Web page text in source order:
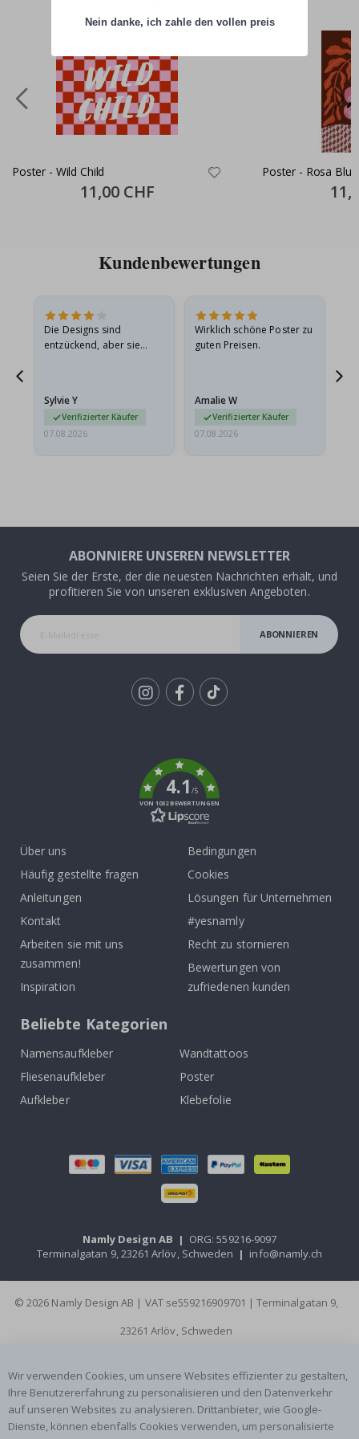
Poster - Wild Child
Special
Price
11,00 CHF
Poster - Rosa
Price
Kundenbewertungen
Die Designs sind
entzückend, aber sie
sie…
Sylvie Y
Verifizierter Käufer
07.08.2026
Wirklich schöne Poster zu
guten Preisen.
Amalie W
Verifizierter Käufer
07.08.2026
ABONNIERE UNSEREN NEWSLETTER
Seien Sie der Erste, der die neuesten Nachrichten erhält, und
profitieren Sie von unseren exklusiven Angeboten.
ABONNIEREN
4.1/5
VON 1032 BEWERTUNGEN
Über uns
Häufig gestellte fragen
Anleitungen
Kontakt
Arbeiten sie mit uns
zusammen!
Inspiration
Bedingungen
Cookies
Lösungen für Unternehmen
#yesnamly
Recht zu stornieren
Bewertungen von
zufriedenen kunden
Beliebte Kategorien
Namensaufkleber
Wandtattoos
Fliesenaufkleber
Poster
Aufkleber
Klebefolie
Namly Design AB | ORG: 559216-9097
Terminalgatan 9, 23261 Arlöv, Schweden | info@namly.ch
© 2026 Namly Design AB | VAT se559216909701 | Terminalgatan 9,
23261 Arlöv, Schweden
Wir verwenden Cookies, um unsere Websites effizienter zu gestalten,
Ihre Benutzererfahrung zu personalisieren und den Datenverkehr
auf unseren Websites zu analysieren. Drittanbieter, wie Google-
Dienste, können ebenfalls Cookies verwenden, um personalisierte
Nein danke, ich zahle den vollen preis